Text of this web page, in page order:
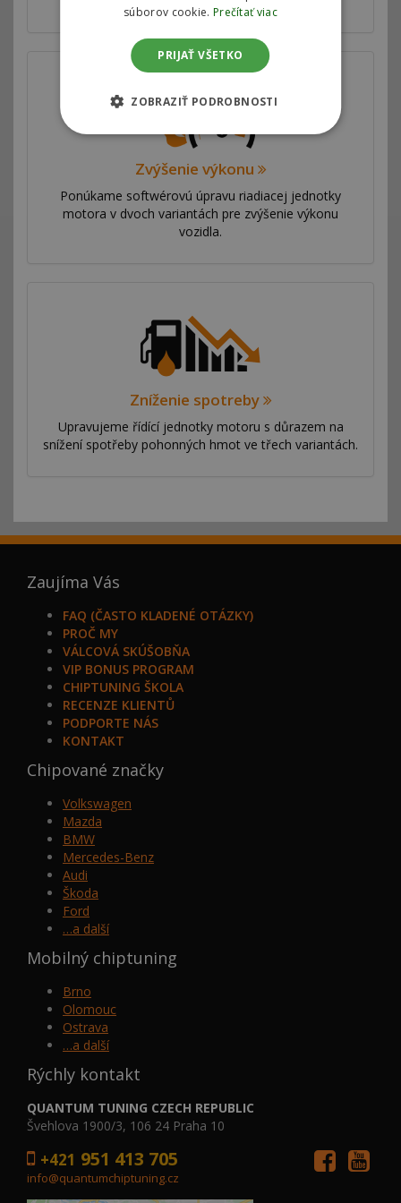
Zvýšenie výkonu
Ponúkame softwérovú úpravu riadiacej jednotky
motora v dvoch variantách pre zvýšenie výkonu
vozidla.
Zníženie spotreby
Upravujeme řídící jednotky motoru s důrazem na
snížení spotřeby pohonných hmot ve třech variantách.
Zaujíma Vás
FAQ (ČASTO KLADENÉ OTÁZKY)
PROČ MY
VÁLCOVÁ SKÚŠOBŇA
VIP BONUS PROGRAM
CHIPTUNING ŠKOLA
RECENZE KLIENTŮ
PODPORTE NÁS
KONTAKT
Chipované značky
Volkswagen
Mazda
BMW
Mercedes-Benz
Audi
Škoda
Ford
…a další
Mobilný chiptuning
Brno
Olomouc
Ostrava
…a další
Rýchly kontakt
QUANTUM TUNING CZECH REPUBLIC
Švehlova 1900/3, 106 24 Praha 10
+421 951 413 705
info@quantumchiptuning.cz
súborov cookie. Prečítať viac
PRIJAŤ VŠETKO
ZOBRAZIŤ PODROBNOSTI